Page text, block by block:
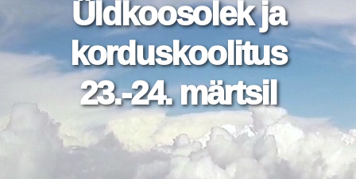
Üldkoosolek ja
korduskoolitus
23.-24. märtsil